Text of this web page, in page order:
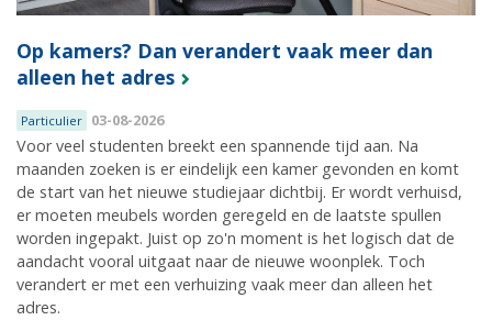
Op kamers? Dan verandert vaak meer dan
alleen het adres
Particulier 03-08-2026
Voor veel studenten breekt een spannende tijd aan. Na
maanden zoeken is er eindelijk een kamer gevonden en komt
de start van het nieuwe studiejaar dichtbij. Er wordt verhuisd,
er moeten meubels worden geregeld en de laatste spullen
worden ingepakt. Juist op zo'n moment is het logisch dat de
aandacht vooral uitgaat naar de nieuwe woonplek. Toch
verandert er met een verhuizing vaak meer dan alleen het
adres.